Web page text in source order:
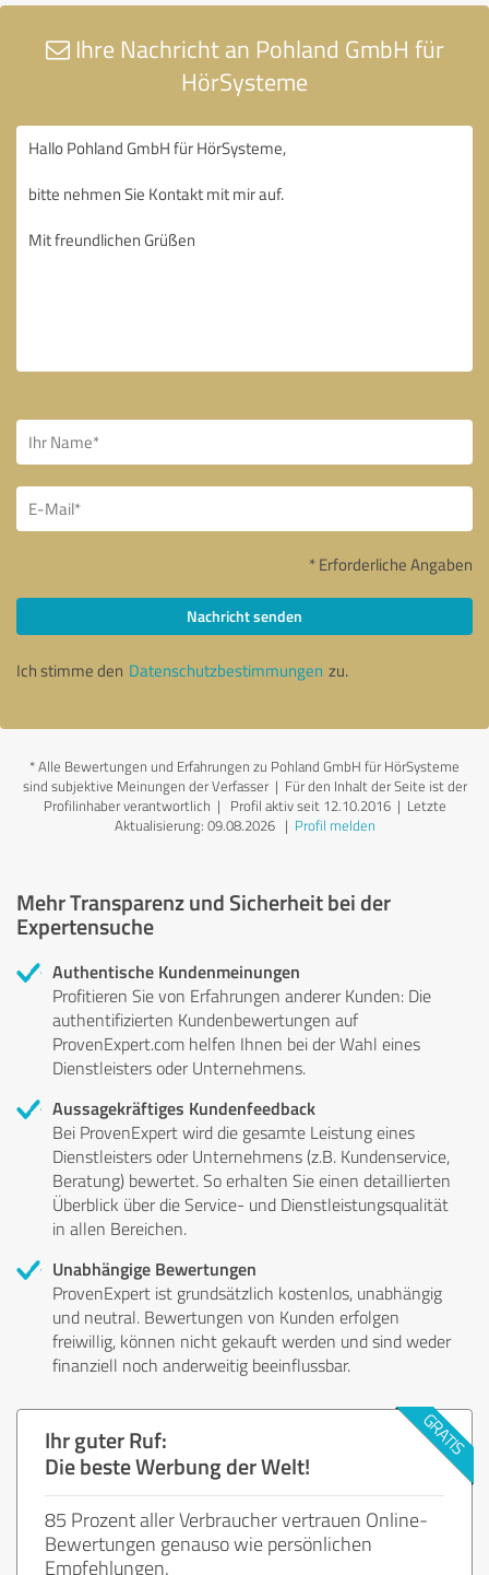
Ihre Nachricht an Pohland GmbH für
HörSysteme
* Erforderliche Angaben
Nachricht senden
Ich stimme den Datenschutzbestimmungen zu.
*Alle Bewertungen und Erfahrungen zu Pohland GmbH für HörSysteme
sind subjektive Meinungen der Verfasser | Für den Inhalt der Seite ist der
Profilinhaber verantwortlich | Profil aktiv seit 12.10.2016 | Letzte
Aktualisierung: 09.08.2026| Profil melden
Mehr Transparenz und Sicherheit bei der
Expertensuche
Authentische Kundenmeinungen
Profitieren Sie von Erfahrungen anderer Kunden: Die
authentifizierten Kundenbewertungen auf
ProvenExpert.com helfen Ihnen bei der Wahl eines
Dienstleisters oder Unternehmens.
Aussagekräftiges Kundenfeedback
Bei ProvenExpert wird die gesamte Leistung eines
Dienstleisters oder Unternehmens (z.B. Kundenservice,
Beratung) bewertet. So erhalten Sie einen detaillierten
Überblick über die Service- und Dienstleistungsqualität
in allen Bereichen.
Unabhängige Bewertungen
ProvenExpert ist grundsätzlich kostenlos, unabhängig
und neutral. Bewertungen von Kunden erfolgen
freiwillig, können nicht gekauft werden und sind weder
finanziell noch anderweitig beeinflussbar.
Ihr guter Ruf:
Die beste Werbung der Welt!
85 Prozent aller Verbraucher vertrauen Online-
Bewertungen genauso wie persönlichen
Empfehlungen.